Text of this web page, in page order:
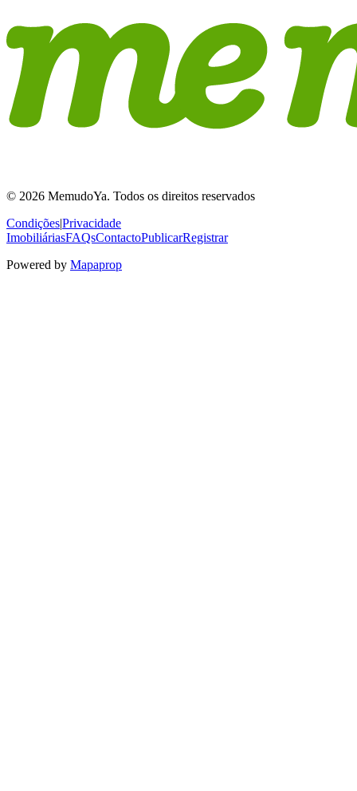
© 2026 MemudoYa. Todos os direitos reservados
Condições|Privacidade
ImobiliáriasFAQsContactoPublicarRegistrar
Powered by Mapaprop